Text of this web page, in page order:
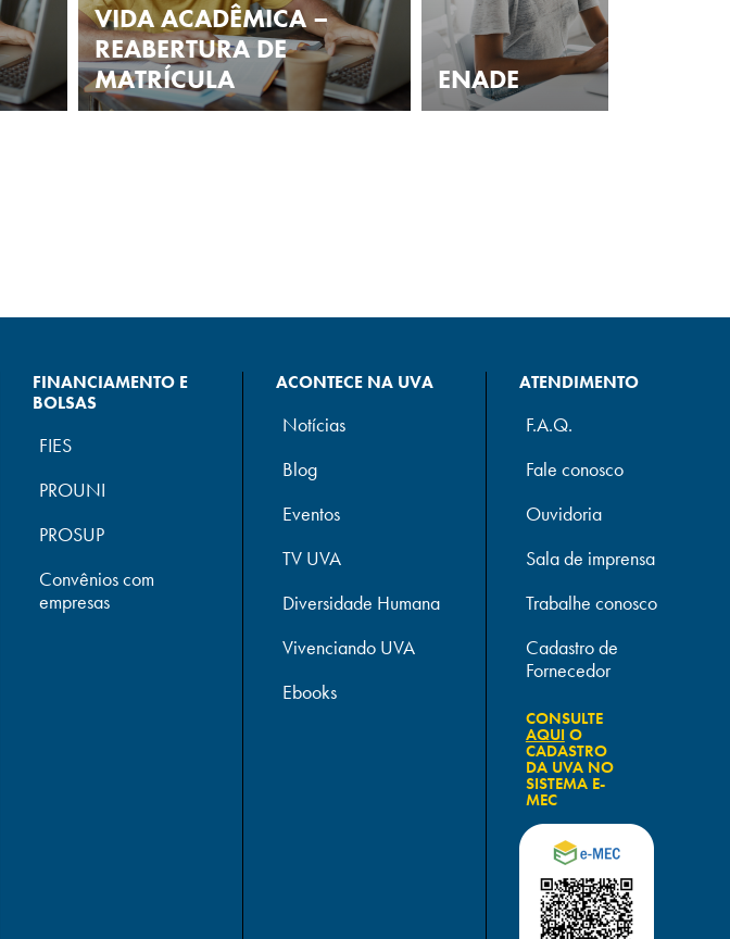
VIDA ACADÊMICA –
REABERTURA DE
MATRÍCULA
ENADE
FINANCIAMENTO E
BOLSAS
FIES
PROUNI
PROSUP
Convênios com
empresas
ACONTECE NA UVA
Notícias
Blog
Eventos
TV UVA
Diversidade Humana
Vivenciando UVA
Ebooks
ATENDIMENTO
F.A.Q.
Fale conosco
Ouvidoria
Sala de imprensa
Trabalhe conosco
Cadastro de
Fornecedor
CONSULTE
AQUIO
CADASTRO
DA UVA NO
SISTEMA E-
MEC